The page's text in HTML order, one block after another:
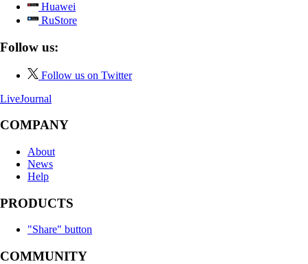
Huawei
RuStore
Follow us:
Follow us on Twitter
LiveJournal
COMPANY
About
News
Help
PRODUCTS
"Share" button
COMMUNITY